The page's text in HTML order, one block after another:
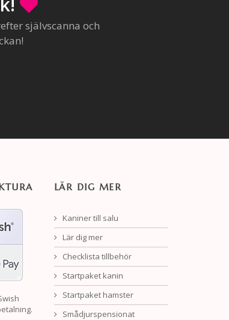
självscanna och
LÄR DIG MER
Kaniner till salu
Lär dig mer
Checklista tillbehör
Startpaket kanin
Startpaket hamster
Smådjurspensionat